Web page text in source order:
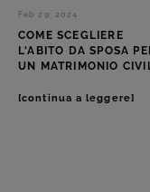
Feb 29, 2024
COME SCEGLIERE
L'ABITO DA SPOSA
UN MATRIMONIO
[continua a leggere]